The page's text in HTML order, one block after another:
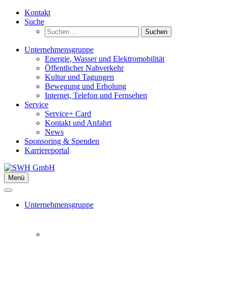
Zum
Inhalt
Kontakt
Suche
Suchen
nach:
Unternehmensgruppe
Energie, Wasser und Elektromobilität
Öffentlicher Nahverkehr
Kultur und Tagungen
Bewegung und Erholung
Internet, Telefon und Fernsehen
Service
Service+ Card
Kontakt und Anfahrt
News
Sponsoring & Spenden
Karriereportal
Menü
Unternehmensgruppe